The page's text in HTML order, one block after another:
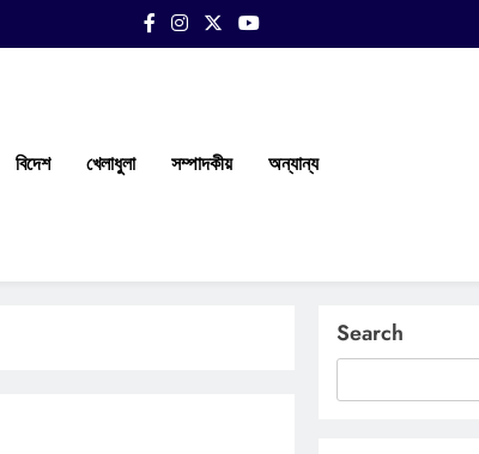
বিদেশ খেলাধুলা সম্পাদকীয় অন্যান্য
Search